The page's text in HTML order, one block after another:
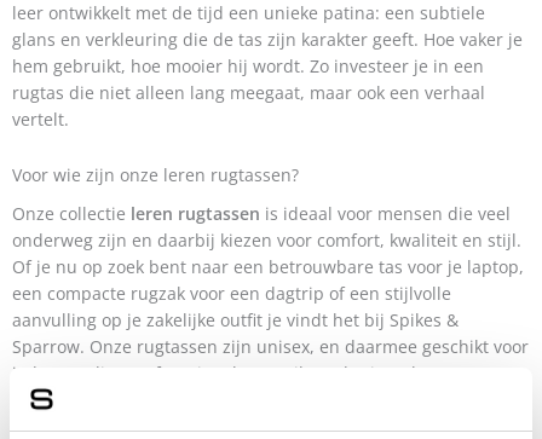
leer ontwikkelt met de tijd een unieke patina: een subtiele
glans en verkleuring die de tas zijn karakter geeft. Hoe vaker je
hem gebruikt, hoe mooier hij wordt. Zo investeer je in een
rugtas die niet alleen lang meegaat, maar ook een verhaal
vertelt.
Voor wie zijn onze leren rugtassen?
Onze collectie leren rugtassen is ideaal voor mensen die veel
onderweg zijn en daarbij kiezen voor comfort, kwaliteit en stijl.
Of je nu op zoek bent naar een betrouwbare tas voor je laptop,
een compacte rugzak voor een dagtrip of een stijlvolle
aanvulling op je zakelijke outfit je vindt het bij Spikes &
Sparrow. Onze rugtassen zijn unisex, en daarmee geschikt voor
iedereen die een functionele tas wil zonder in te leveren op
uitstraling.